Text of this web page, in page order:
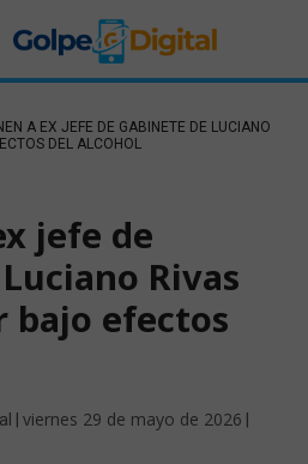
A EX JEFE DE GABINETE DE LUCIANO
DEL ALCOHOL
jefe de
Rivas
bajo efectos
| viernes 29 de mayo de 2026